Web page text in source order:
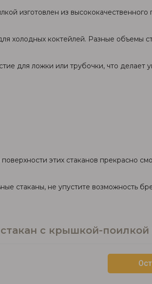
изготовлен из высококачественного
холодных коктейлей. Разные объемы
для ложки или трубочки, что
этих стаканов прекрасно
стаканы, не упустите возможность
с крышкой-поилкой